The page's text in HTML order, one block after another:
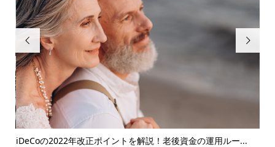

iDeCoの2022年改正ポイントを解説！老後資金の運用ルー...
